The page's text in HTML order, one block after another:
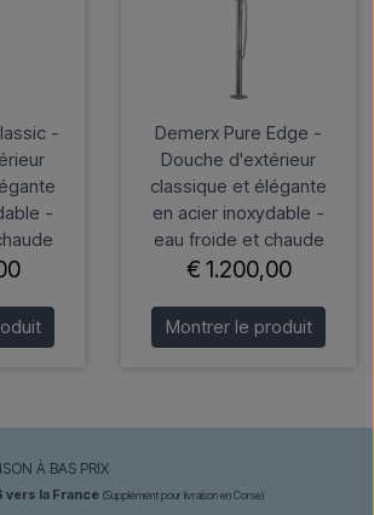
-
-
Demerx Pure Edge -
Douche d'extérieur
classique et élégante
en acier inoxydable -
eau froide et chaude
€ 1.200,00
Montrer le produit
À BAS PRIX
vers la France(Supplément pour livraison en Corse)